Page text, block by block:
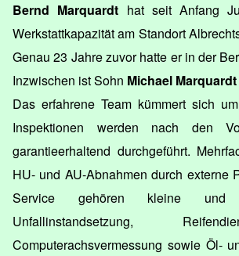
Bernd Marquardt hat seit Anfang
Werkstattkapazität am Standort
Genau 23 Jahre zuvor hatte er in der
Inzwischen ist Sohn Michael Marquardt
Das erfahrene Team kümmert sich
Inspektionen werden nach den
garantieerhaltend durchgeführt.
HU- und AU-Abnahmen durch externe
Service gehören kleine und
Unfallinstandsetzung,
Computerachsvermessung sowie Öl-